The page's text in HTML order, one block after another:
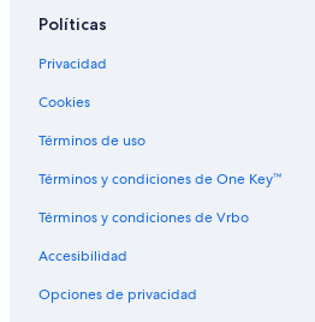
Hoteles 4 estrellas en Montclair
Hoteles de lujo en Montclair
Hoteles en Montclair
Hoteles en Lowry Field
Hoteles cerca de Campo de golf
Hoteles cerca de Parada de transporte
Hoteles en Dayton Triangle
Hoteles 2 estrellas en Sullivan
Políticas
Privacidad
Cookies
Términos de uso
Términos y condiciones de One Key™
Términos y condiciones de Vrbo
Accesibilidad
Opciones de privacidad